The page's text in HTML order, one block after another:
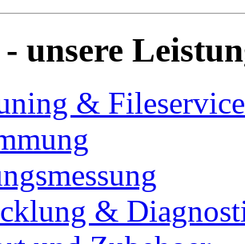
unsere
& Fileservice
&